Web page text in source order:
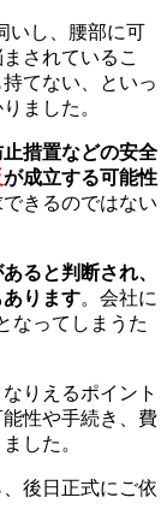
いし、腰部に可
されているこ
てない、といっ
ました。
措置などの安全
が成立する可能性
きるのではない
ると判断され、
あります。会社に
なってしまうた
りえるポイント
性や手続き、費
した。
後日正式にご依